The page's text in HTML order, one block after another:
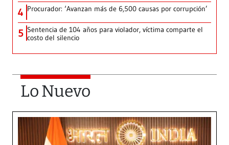
4 Procurador: ‘Avanzan más de 6,500 causas por corrupción’
5 Sentencia de 104 años para violador, víctima comparte el
costo del silencio
Lo Nuevo